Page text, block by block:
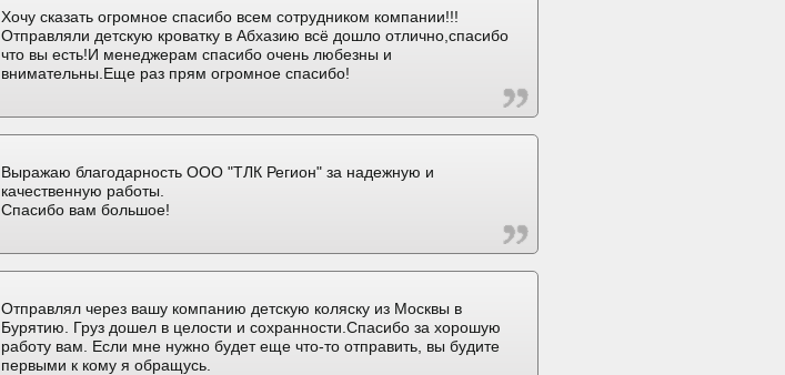
Хочу сказать огромное спасибо всем сотрудником компании!!!
Отправляли детскую кроватку в Абхазию всё дошло отлично,спасибо
что вы есть!И менеджерам спасибо очень любезны и
внимательны.Еще раз прям огромное спасибо!
Выражаю благодарность ООО "ТЛК Регион" за надежную и
качественную работы.
Спасибо вам большое!
Отправлял через вашу компанию детскую коляску из Москвы в
Бурятию. Груз дошел в целости и сохранности.Спасибо за хорошую
работу вам. Если мне нужно будет еще что-то отправить, вы будите
первыми к кому я обращусь.